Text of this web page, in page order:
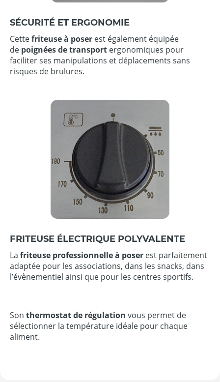
SÉCURITÉ ET ERGONOMIE
Cettefriteuse à poser est également équipée
de poignées de transport ergonomiques pour
faciliter ses manipulations et déplacements sans
risques de brulures.
FRITEUSE ÉLECTRIQUE POLYVALENTE
La friteuse professionnelle à poser est parfaitement
adaptée pour les associations, dans les snacks, dans
l’évènementiel ainsi que pour les centres sportifs.
Son thermostat de régulation vous permet de
sélectionner la température idéale pour chaque
aliment.